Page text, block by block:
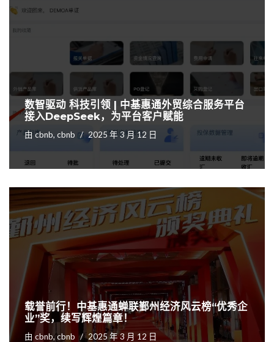
数智驱动 科技引领 | 中基惠通外贸综合服务平台
接入DeepSeek，为平台客户赋能
由cbnb, cbnb 2025 年 3 月 12 日
载誉前行！中基惠通蝉联鄞州经济风云榜“优秀企
业”奖，续写辉煌篇章！
由cbnb, cbnb 2025 年 3 月 12 日